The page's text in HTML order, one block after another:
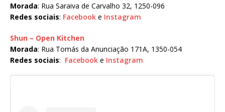
Morada: Rua Saraiva de Carvalho 32, 1250-096
Redes sociais: Facebook e Instagram
Shun – Open Kitchen
Morada: Rua Tomás da Anunciação 171A, 1350-054
Redes sociais: Facebook e Instagram